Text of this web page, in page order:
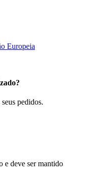
pedidos.
e deve ser mantido